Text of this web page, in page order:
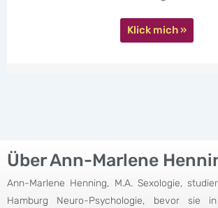
Klick mich »
Über Ann-Marlene
Ann-Marlene Henning, M.A. Sexologie,
Hamburg Neuro-Psychologie, bevor sie